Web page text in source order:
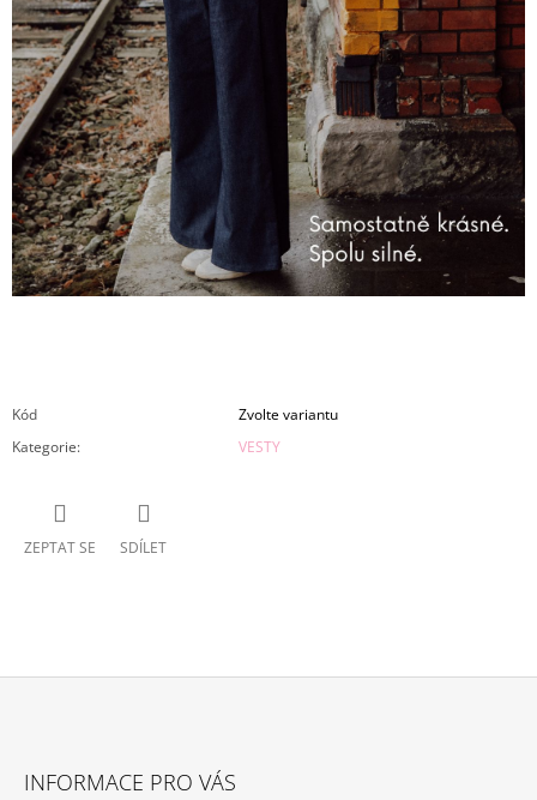
Kód
Zvolte variantu
Kategorie: VESTY
ZEPTAT SE SDÍLET
INFORMACE PRO VÁS